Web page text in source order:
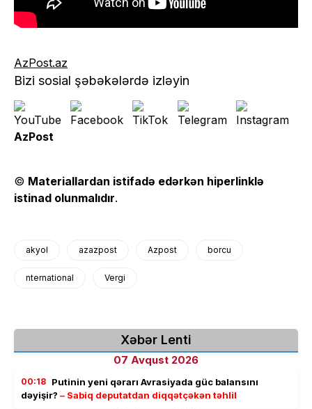
AzPost.az
Bizi sosial şəbəkələrdə izləyin
AzPost
© Materiallardan istifadə edərkən hiperlinklə
istinad olunmalıdır.
akyol azazpost Azpost borcu
nternational Vergi
Xəbər Lenti
07 Avqust 2026
00:18 Putinin yeni qərarı Avrasiyada güc balansını
dəyişir? – Sabiq deputatdan diqqətçəkən təhlil